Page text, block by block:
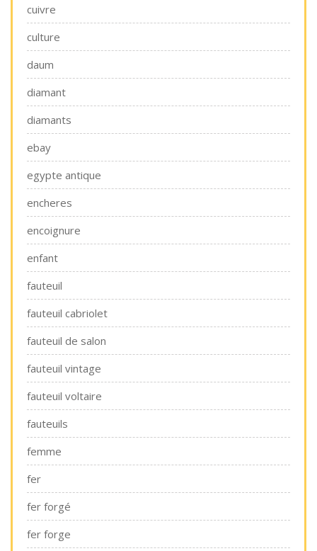
cuivre
culture
daum
diamant
diamants
ebay
egypte antique
encheres
encoignure
enfant
fauteuil
fauteuil cabriolet
fauteuil de salon
fauteuil vintage
fauteuil voltaire
fauteuils
femme
fer
fer forgé
fer forge